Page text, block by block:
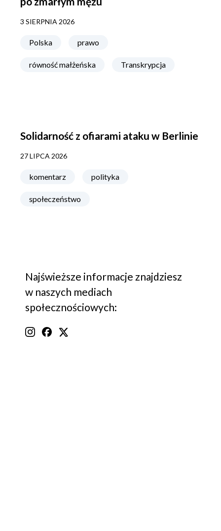
3 SIERPNIA 2026
Polska prawo
równość małżeńska Transkrypcja
Solidarność z ofiarami ataku w Berlinie
27 LIPCA 2026
komentarz polityka
społeczeństwo
Najświeższe informacje znajdziesz
w naszych mediach
społecznościowych: